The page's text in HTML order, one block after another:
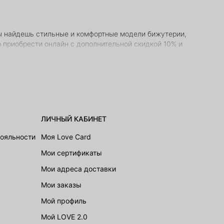
найдешь стильные и комфортные модели бижутерии,
онлайн с дополнительной скидкой 10% и
день. В каталоге представлены варианты с
айтемы без декора. Образ на каждый день
декором из разноцветных страз, цветов или
доставки по городу и оплати выбранные вещи или
тебе примерить модель перед оплатой.
ЛИЧНЫЙ КАБИНЕТ
Моя Love Card
Мои сертификаты
Мои адреса доставки
Мои заказы
Мой профиль
Мой LOVE 2.0